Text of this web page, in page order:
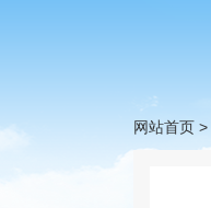
网站首页 >